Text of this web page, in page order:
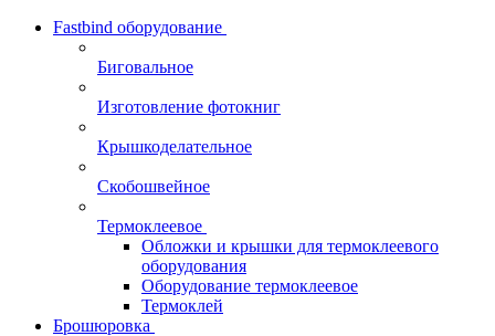
Fastbind оборудование
Биговальное
Изготовление фотокниг
Крышкоделательное
Скобошвейное
Термоклеевое
Обложки и крышки для термоклеевого
оборудования
Оборудование термоклеевое
Термоклей
Брошюровка